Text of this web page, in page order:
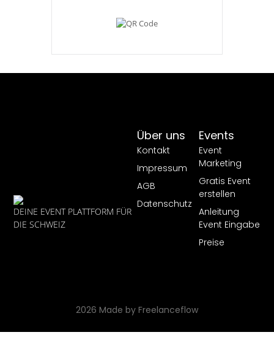
DEINE EVENT PLATTFORM FÜR
DIE SCHWEIZ
Events
Event
Marketing
Gratis Event
erstellen
Anleitung
Event Eingabe
Preise
Über uns
Kontakt
Impressum
AGB
Datenschutz
2026 Made by Freelanceflow